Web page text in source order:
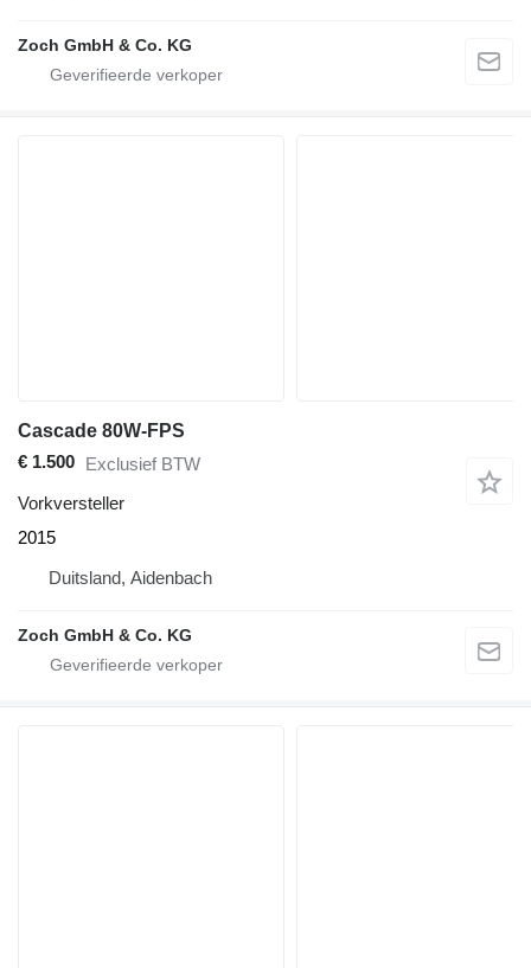
Zoch GmbH & Co. KG
Cascade 80W-FPS
€ 1.500 Exclusief BTW
Vorkversteller
2015
Duitsland, Aidenbach
Zoch GmbH & Co. KG